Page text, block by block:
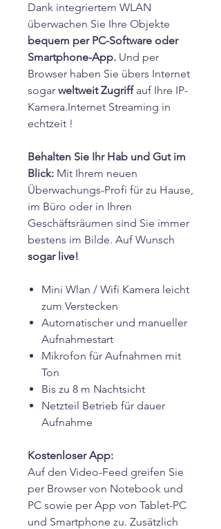
Dank integriertem WLAN
überwachen Sie Ihre Objekte
bequem per PC-Software oder
Smartphone-App. Und per
Browser haben Sie übers Internet
sogar weltweit Zugriffauf Ihre IP-
Kamera.Internet Streaming in
echtzeit !
Behalten Sie Ihr Hab und Gut im
Blick: Mit Ihrem neuen
Überwachungs-Profi für zu Hause,
im Büro oder in Ihren
Geschäftsräumen sind Sie immer
bestens im Bilde. Auf Wunsch
sogar live!
Mini Wlan / Wifi Kamera leicht
zum Verstecken
Automatischer und manueller
Aufnahmestart
Mikrofon für Aufnahmen mit
Ton
Bis zu 8 m Nachtsicht
Netzteil Betrieb für dauer
Aufnahme
Kostenloser App:
Auf den Video-Feed greifen Sie
per Browser von Notebook und
PC sowie per App von Tablet-PC
und Smartphone zu. Zusätzlich